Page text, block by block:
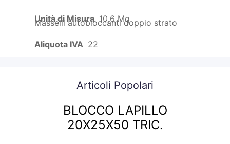
Masselli autobloccanti doppio strato
Unità di Misura 10,6 Mq
Aliquota IVA 22
Articoli Popolari
BLOCCO LAPILLO
20X25X50 TRIC.